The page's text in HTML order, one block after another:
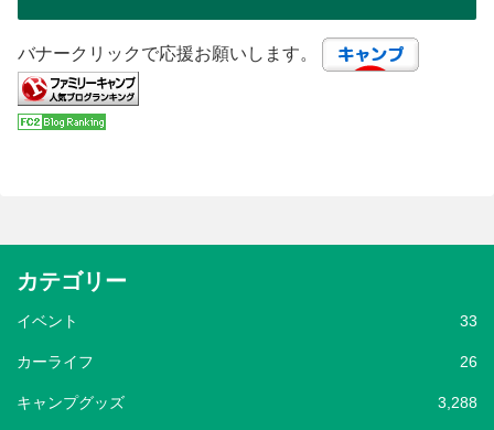
バナークリックで応援お願いします。
カテゴリー
イベント 33
カーライフ 26
キャンプグッズ 3,288